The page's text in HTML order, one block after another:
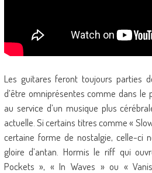
Les guitares feront toujours parties
d’être omniprésentes comme dans le
au service d’un musique plus
actuelle. Si certains titres comme «
certaine forme de nostalgie, celle-ci
gloire d’antan. Hormis le riff qui
Pockets », « In Waves » ou «